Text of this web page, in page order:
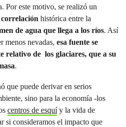
Por este motivo, se realizó un
correlación histórica entre la
de agua que llega a los ríos. Así
menos nevadas, esa fuente se
relativo de los glaciares, que a su
.
que puede derivar en serios
sino para la economía -los
centros de esquíy la vida de
si consideramos el impacto que